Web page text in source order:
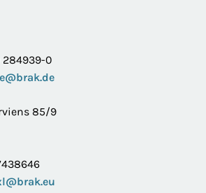
284939-0
85/9